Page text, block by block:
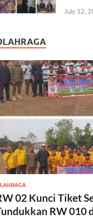
July 12,
02 Kunci Tiket
RW 010